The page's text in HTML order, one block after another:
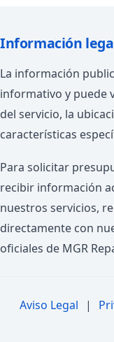
Información
La información
informativo y puede
del servicio, la
características
Para solicitar
recibir información
nuestros servicios,
directamente con
oficiales de MGR
Aviso Legal |